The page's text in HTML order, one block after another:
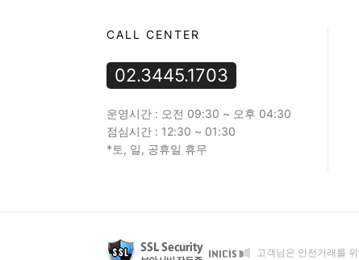
CALL CENTER
02.3445.1703
운영시간 : 오전 09:30 ~ 오후 04:30
점심시간 : 12:30 ~ 01:30
*토, 일, 공휴일 휴무
고객님은 안전거래를